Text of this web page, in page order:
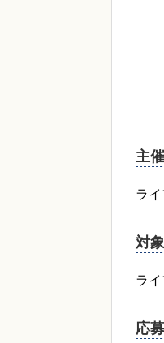
主催
ラ
対
ラ
応